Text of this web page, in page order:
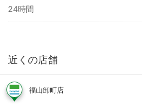
24時間
近くの店舗
福山卸町店